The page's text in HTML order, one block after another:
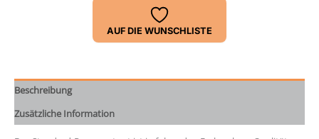
AUF DIE WUNSCHLISTE
Beschreibung
Zusätzliche Information